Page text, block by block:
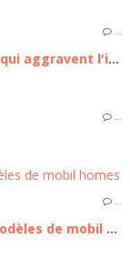
…
Dératisation dans le Gard : ces 3 erreurs qui aggravent l'invasion de rongeurs
…
L'esthétique extérieure des nouveaux modèles de mobil homes